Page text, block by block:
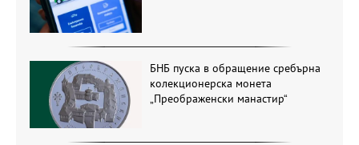
БНБ пуска в обращение сребърна
колекционерска монета
„Преображенски манастир“